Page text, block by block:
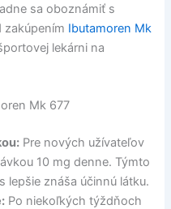
sa oboznámiť s
zakúpením Ibutamoren Mk
lekárni na
Mk 677
Pre nových užívateľov
10 mg denne. Týmto
lepšie znáša účinnú látku.
Po niekoľkých týždňoch